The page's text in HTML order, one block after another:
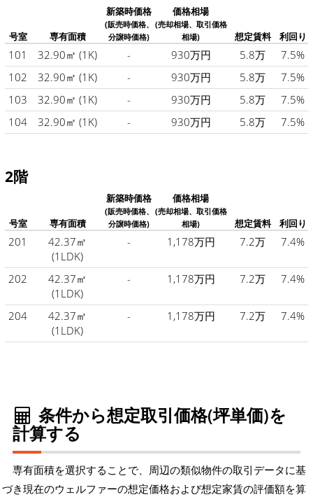
号室 専有面積
新築時価格
(販売時価格、
分譲時価格)
価格相場
(売却相場、取引価格
相場)
想定賃料 利回り
101 32.90㎡ (1K) - 930万円 5.8万
7.5%
102
32.90㎡ (1K) - 930万円 5.8万
7.5%
103
32.90㎡ (1K) - 930万円 5.8万
7.5%
104
32.90㎡ (1K) - 930万円 5.8万 7.5%
2階
号室 専有面積
新築時価格
(販売時価格、
分譲時価格)
価格相場
(売却相場、取引価格
相場)
想定賃料 利回り
201
42.37㎡
(1LDK)
- 1,178万円 7.2万 7.4%
202
42.37㎡
(1LDK)
- 1,178万円 7.2万 7.4%
204
42.37㎡
(1LDK)
- 1,178万円 7.2万 7.4%
条件から想定取引価格(坪単価)を
計算する
専有面積を選択することで、周辺の類似物件の取引データに基
づき現在のウェルファーの想定価格および想定家賃の評価額を算